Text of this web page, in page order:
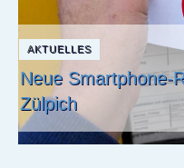
AKTUELLES
Neue Smartphone-
Zülpich